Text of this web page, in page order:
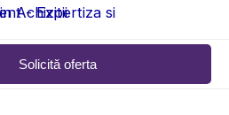
Solicită oferta